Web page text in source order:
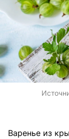
Варенье из